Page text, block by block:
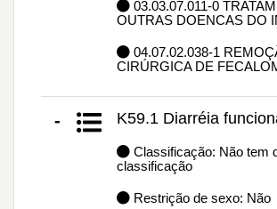
03.03.07.011-0
OUTRAS DOENCAS DO
04.07.02.038-1
CIRÚRGICA DE
- K59.1 Diarréia
Classificação: Não tem
classificação
Restrição de sexo: Não